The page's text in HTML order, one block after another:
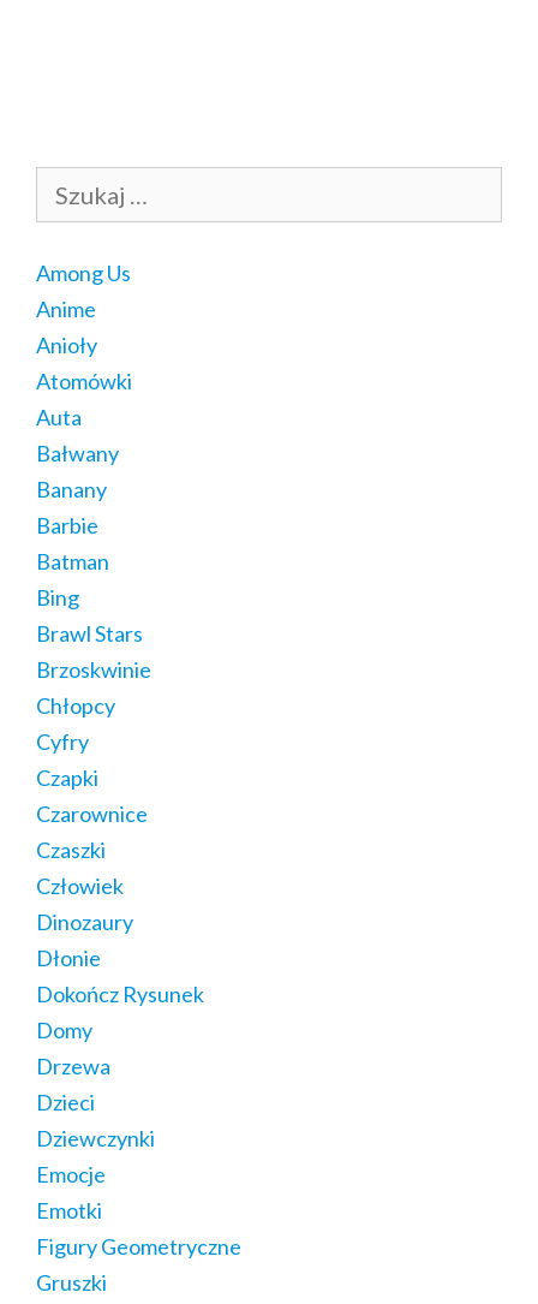
Among Us
Anime
Anioły
Atomówki
Auta
Bałwany
Banany
Barbie
Batman
Bing
Brawl Stars
Brzoskwinie
Chłopcy
Cyfry
Czapki
Czarownice
Czaszki
Człowiek
Dinozaury
Dłonie
Dokończ Rysunek
Domy
Drzewa
Dzieci
Dziewczynki
Emocje
Emotki
Figury Geometryczne
Gruszki